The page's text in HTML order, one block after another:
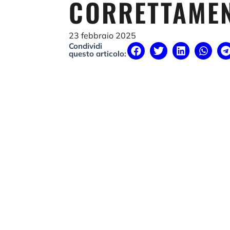
23 febbraio 2025
Condividi
questo articolo: